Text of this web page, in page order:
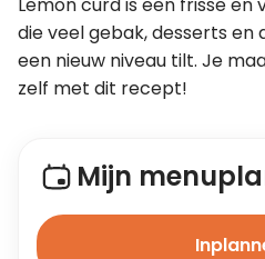
die veel gebak, desserts
een nieuw niveau tilt. Je
zelf met dit recept!
Mijn